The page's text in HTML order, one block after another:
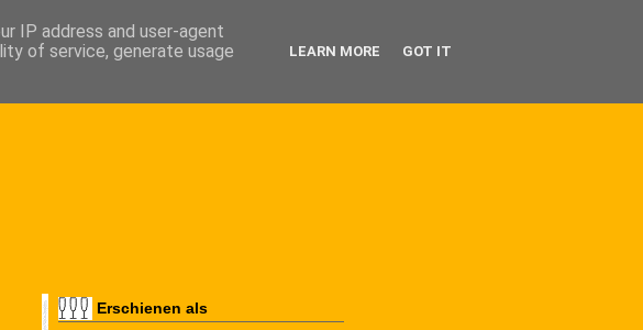
Erschienen als
IP address and user-agent
of service, generate usage
LEARN MORE GOT IT